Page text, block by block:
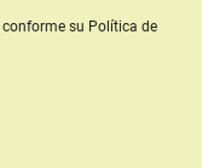
conforme su Política de